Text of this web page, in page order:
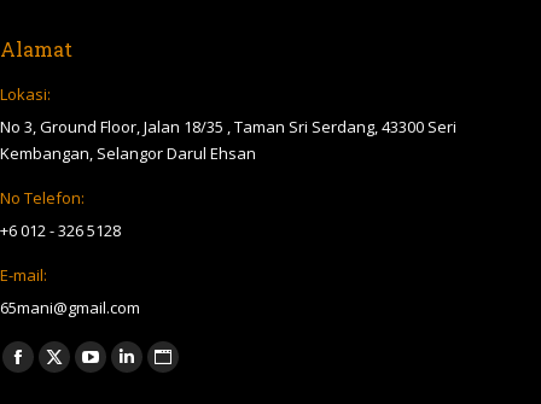
Alamat
Lokasi:
No 3, Ground Floor, Jalan 18/35 , Taman Sri Serdang, 43300 Seri
Kembangan, Selangor Darul Ehsan
No Telefon:
+6 012 - 326 5128
E-mail:
65mani@gmail.com
Find us on:
Facebook
X
YouTube
LinkedinWebsite